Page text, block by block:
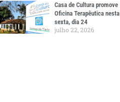
Casa de Cultura promove
Oficina Terapêutica nesta
sexta, dia 24
julho 22, 2026